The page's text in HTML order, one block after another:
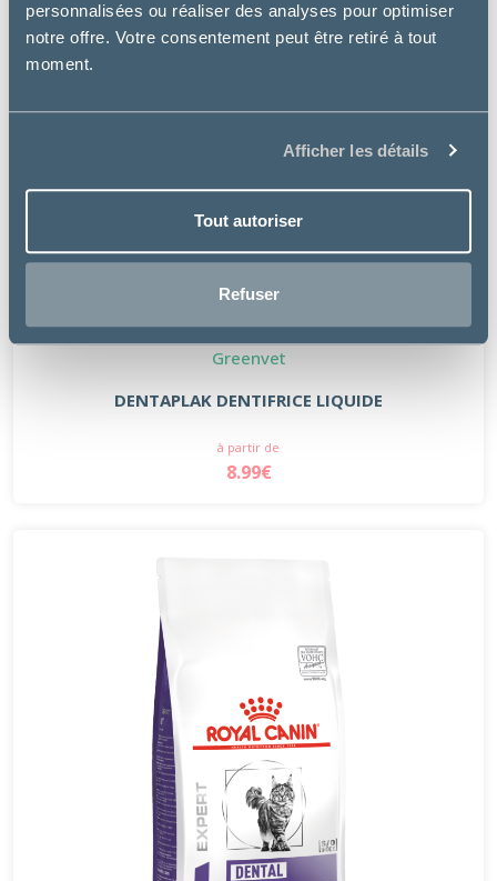
personnalisées ou réaliser des analyses pour optimiser
notre offre. Votre consentement peut être retiré à tout
moment.
Afficher les détails
Tout autoriser
Refuser
Greenvet
DENTAPLAK DENTIFRICE LIQUIDE
à partir de
8.99€